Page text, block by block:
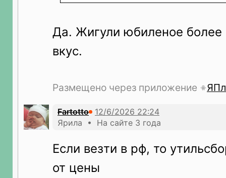
Да. Жигули юбиленое более
вкус.
Размещено через приложение
Fartotto
Ярила • На сайте 3 года
Если везти в рф, то
от цены